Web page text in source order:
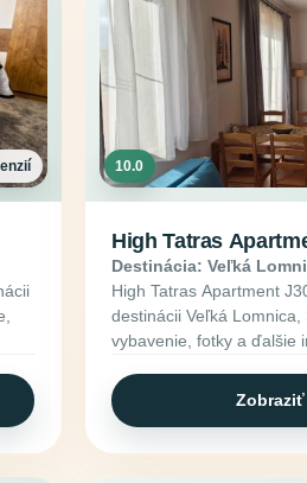
10.0
High Tatras
Destinácia: Veľká
High Tatras Apartment
destinácii Veľká
vybavenie, fotky a ďalšie